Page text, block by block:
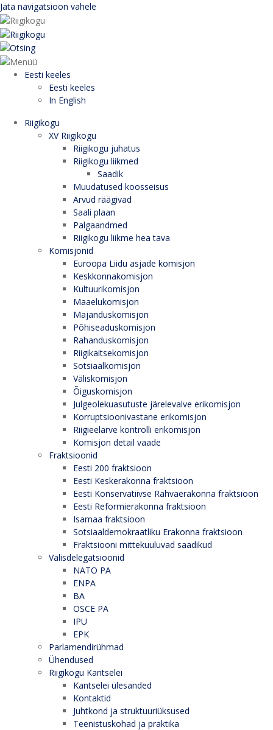
Jäta navigatsioon vahele
Eesti keeles
Eesti keeles
In English
Riigikogu
XV Riigikogu
Riigikogu juhatus
Riigikogu liikmed
Saadik
Muudatused koosseisus
Arvud räägivad
Saali plaan
Palgaandmed
Riigikogu liikme hea tava
Komisjonid
Euroopa Liidu asjade komisjon
Keskkonnakomisjon
Kultuurikomisjon
Maaelukomisjon
Majanduskomisjon
Põhiseaduskomisjon
Rahanduskomisjon
Riigikaitsekomisjon
Sotsiaalkomisjon
Väliskomisjon
Õiguskomisjon
Julgeolekuasutuste järelevalve erikomisjon
Korruptsioonivastane erikomisjon
Riigieelarve kontrolli erikomisjon
Komisjon detail vaade
Fraktsioonid
Eesti 200 fraktsioon
Eesti Keskerakonna fraktsioon
Eesti Konservatiivse Rahvaerakonna fraktsioon
Eesti Reformierakonna fraktsioon
Isamaa fraktsioon
Sotsiaaldemokraatliku Erakonna fraktsioon
Fraktsiooni mittekuuluvad saadikud
Välisdelegatsioonid
NATO PA
ENPA
BA
OSCE PA
IPU
EPK
Parlamendirühmad
Ühendused
Riigikogu Kantselei
Kantselei ülesanded
Kontaktid
Juhtkond ja struktuuriüksused
Teenistuskohad ja praktika